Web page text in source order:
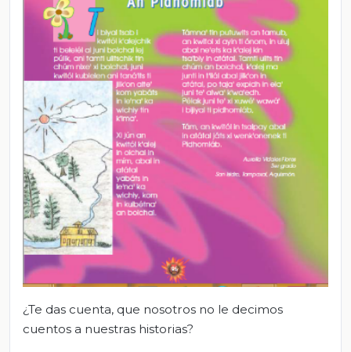
¿Te das cuenta, que nosotros no le decimos
cuentos a nuestras historias?